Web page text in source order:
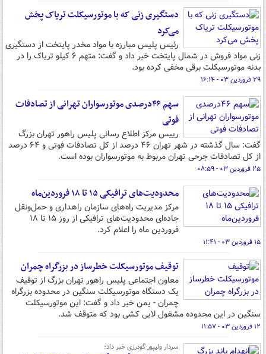
دستگیری زنی که با موتورسیکلت تریاک پخش
می‌کرد
رئیس پلیس مبارزه با مواد مخدر پایتخت از دستگیری
زنی مواد فروش در شمال پایتخت خبر داد و گفت: متهم ۶ کیلو تریاک را در
بدنه موتورسیکلت برقی مخفی کرده بود.
۲۹ فروردین ۰۳ - ۱۶:۱۴
سهم ۴۶درصدی موتورسواران تهرانی از تصادفات
فوتی
رییس مرکز اطلاع رسانی پلیس راهور تهران بزرگ
گفت: سال گذشته در شهر تهران ۴۶ درصد از کل تصادفات فوتی و ۶۴ درصد
از کل تصادفات جرحی تهران مربوط به موتورسواران بوده است.
۲۵ فروردین ۰۳ - ۰۸:۵۹
محدودیت‌های ترافیکی ۱۵ تا ۱۸ فروردین‌ماه
مرکز مدیریت راه‌های سازمان راهداری و حمل‌ونقل
جاده‌ای محدودیت‌های ترافیکی از روز ۱۵ تا ۱۸
فروردین ماه را اعلام کرد.
۱۵ فروردین ۰۳ - ۱۱:۴۱
توقیف موتورسیکلت خطرساز در بزرگراه چمران
معاون اجتماعی پلیس راهور تهران بزرگ از توقیف
یک دستگاه موتورسیکلت سنگین در محدوده بزرگراه
چمران - یمن خبر داد و گفت: این موتورسیکلت
سنگین در این محدوده مشغول لایی کشی بود که متوقف شد.
۱۲ فروردین ۰۳ - ۱۱:۵۷
سردار ولیپور گودرزی خبر داد؛